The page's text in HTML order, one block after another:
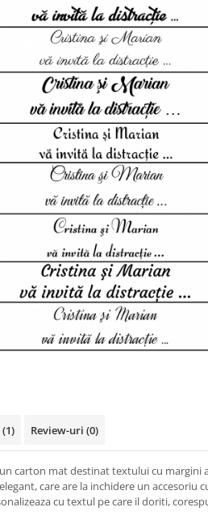
(1) Review-uri (0)
carton mat destinat textului cu margini
care are la inchidere un accesoriu
cu textul pe care il doriti,